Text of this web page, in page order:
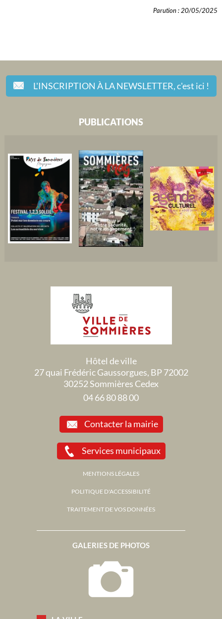
Parution : 20/05/2025
L'INSCRIPTION À LA NEWSLETTER,c'est ici !
GALERIES DE PHOTOS
PUBLICATIONS
Hôtel de ville
27 quai Frédéric Gaussorgues, BP 72002
30252 Sommières Cedex
04 66 80 88 00
Contacter la mairie
Services municipaux
MENTIONS LÉGALES
POLITIQUE D'ACCESSIBILITÉ
TRAITEMENT DE VOS DONNÉES